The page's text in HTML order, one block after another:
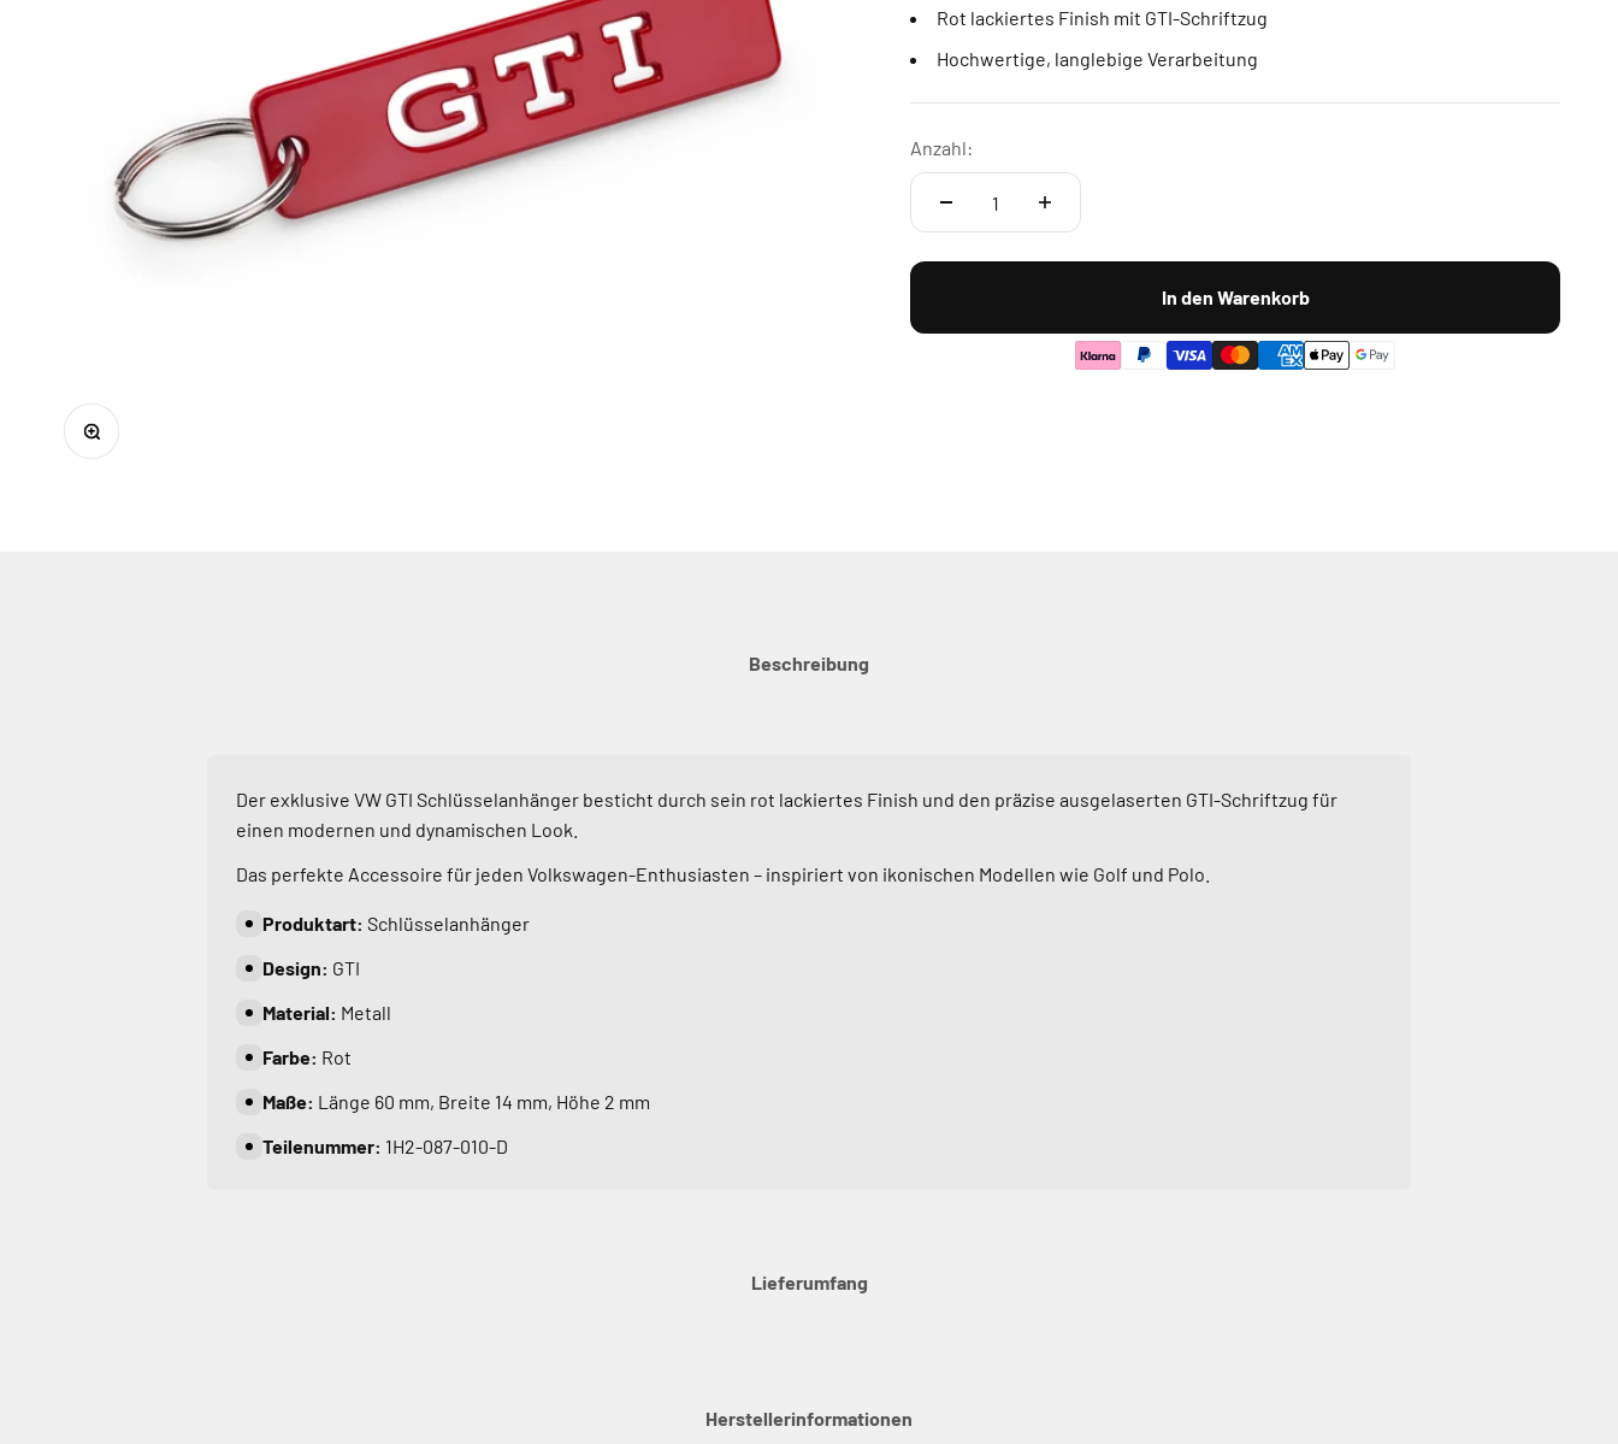
Bild vergrößern
Rot lackiertes Finish mit GTI-Schriftzug
Hochwertige, langlebige Verarbeitung
Anzahl:
In den Warenkorb
Beschreibung
Der exklusive VW GTI Schlüsselanhänger besticht durch sein rot lackiertes Finish und den präzise ausgelaserten GTI-Schriftzug für
einen modernen und dynamischen Look.
Das perfekte Accessoire für jeden Volkswagen-Enthusiasten – inspiriert von ikonischen Modellen wie Golf und Polo.
Produktart: Schlüsselanhänger
Design: GTI
Material: Metall
Farbe: Rot
Maße: Länge 60 mm, Breite 14 mm, Höhe 2 mm
Teilenummer: 1H2-087-010-D
Lieferumfang
Herstellerinformationen